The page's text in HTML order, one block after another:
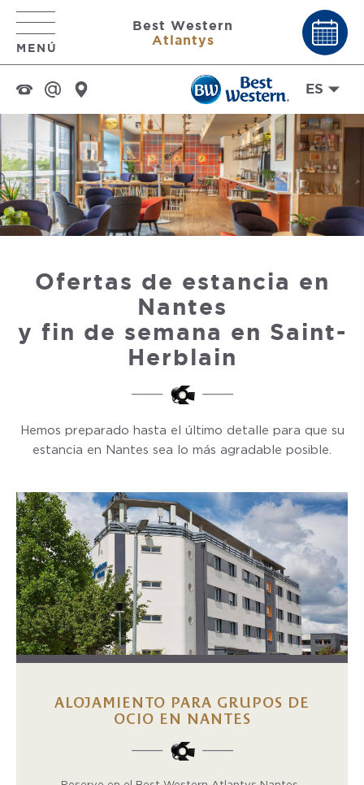
MENÚ
Best Western
Atlantys
ES
Ofertas de estancia en
Nantes
y fin de semana en Saint-
Herblain
Hemos preparado hasta el último detalle para que su
estancia en Nantes sea lo más agradable posible.
ALOJAMIENTO PARA GRUPOS DE
OCIO EN NANTES